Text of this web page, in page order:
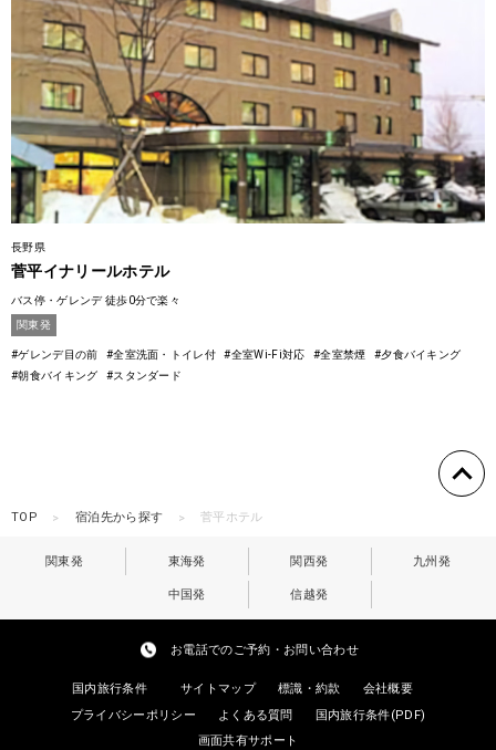
長野県
菅平イナリールホテル
バス停・ゲレンデ 徒歩0分で楽々
関東発
#ゲレンデ目の前 #全室洗面・トイレ付 #全室Wi-Fi対応 #全室禁煙
#夕食バイキング
#朝食バイキング
#スタンダード
TOP 宿泊先から探す 菅平ホテル
関東発 東海発 関西発 九州発
中国発 信越発
お電話でのご予約・お問い合わせ
国内旅行条件 サイトマップ 標識・約款
会社概要
プライバシーポリシー
よくある質問
国内旅行条件(PDF)
画面共有サポート